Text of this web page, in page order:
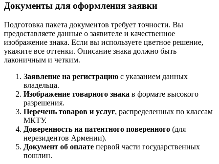
Документы для оформления заявки
Подготовка пакета документов требует точности. Вы
предоставляете данные о заявителе и качественное
изображение знака. Если вы используете цветное решение,
укажите все оттенки. Описание знака должно быть
лаконичным и четким.
Заявление на регистрацию с указанием данных
владельца.
Изображение товарного знака в формате высокого
разрешения.
Перечень товаров и услуг, распределенных по классам
МКТУ.
Доверенность на патентного поверенного (для
нерезидентов Армении).
Документ об оплате первой части государственных
пошлин.